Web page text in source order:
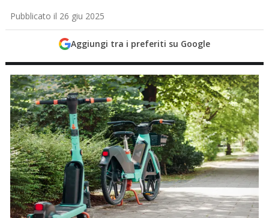
Pubblicato il 26 giu 2025
Aggiungi tra i preferiti su Google